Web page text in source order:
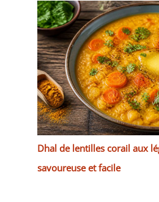
Dhal de lentilles corail aux
savoureuse et facile